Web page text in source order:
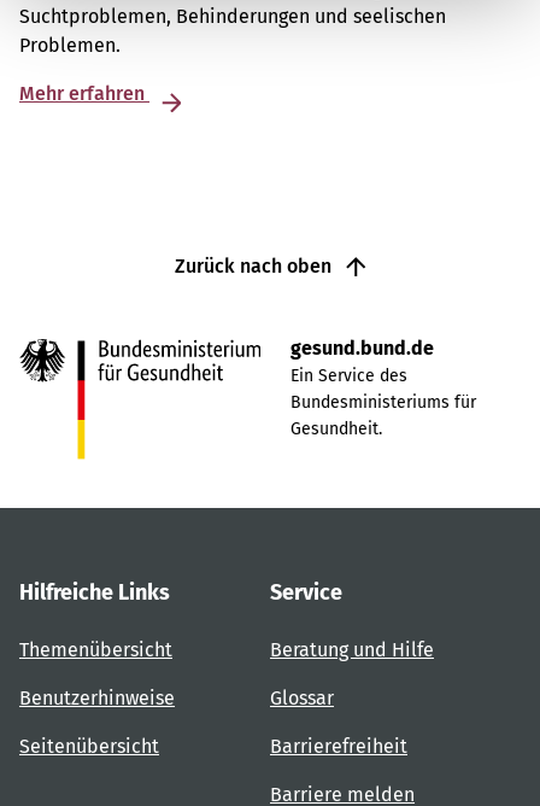
Suchtproblemen, Behinderungen und seelischen
Problemen.
Mehr erfahren
Zurück nach oben
gesund.bund.de
Ein Service des
Bundesministeriums für
Gesundheit.
Hilfreiche Links
Themenübersicht
Benutzerhinweise
Seitenübersicht
Service
Beratung und Hilfe
Glossar
Barrierefreiheit
Barriere melden